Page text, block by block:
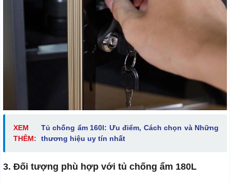
XEM
THÊM:
Tủ chống ẩm 160l: Ưu điểm, Cách chọn và Những
thương hiệu uy tín nhất
3. Đối tượng phù hợp với tủ chống ẩm 180L